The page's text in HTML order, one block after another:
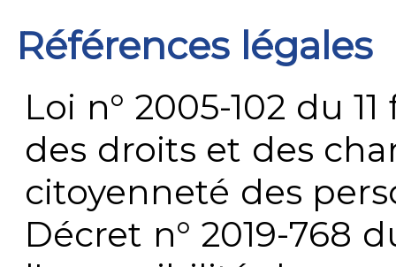
Références légales
Loi n° 2005-102 du
des droits et des
citoyenneté des
Décret n° 2019-768